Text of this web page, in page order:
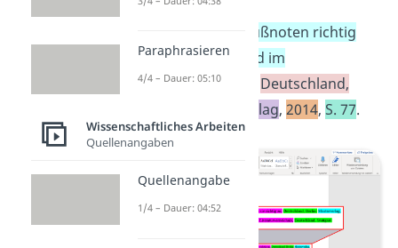
2003,S. 14.
Fußnoten richtig
angeben: im Text und im
Literaturverzeichnis
Deutschland,
Musterverlag, 2014, S. 77.
Paraphrasieren
4/4 – Dauer: 05:10
Wissenschaftliches Arbeiten
Quellenangaben
Quellenangabe
1/4 – Dauer: 04:52